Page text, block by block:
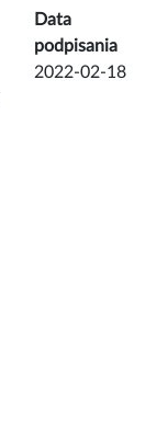
Data
podpisania
2022-02-18